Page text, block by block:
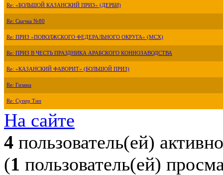
Re: «БОЛЬШОЙ КАЗАНСКИЙ ПРИЗ» (ДЕРБИ)
Re: Скачка №80
Re: ПРИЗ «ПОВОЛЖСКОГО ФЕДЕРАЛЬНОГО ОКРУГА» (МСХ)
Re: ПРИЗ В ЧЕСТЬ ПРАЗДНИКА АРАБСКОГО КОННОЗАВОДСТВА
Re: «КАЗАНСКИЙ ФАВОРИТ» (БОЛЬШОЙ ПРИЗ)
Re: Гизана
Re: Супер Тип
На сайте
4 пользователь(ей) активно
(1 пользователь(ей)